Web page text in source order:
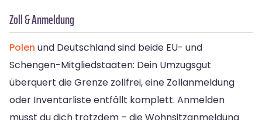
Zoll & Anmeldung
Polen und Deutschland sind beide EU- und
Schengen-Mitgliedstaaten: Dein Umzugsgut
überquert die Grenze zollfrei, eine Zollanmeldung
oder Inventarliste entfällt komplett. Anmelden